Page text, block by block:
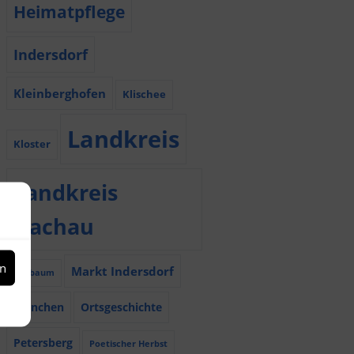
Heimatpflege
Indersdorf
Kleinberghofen Klischee
Kloster Landkreis
Landkreis
Dachau
Maibaum Markt Indersdorf
München Ortsgeschichte
Petersberg Poetischer Herbst